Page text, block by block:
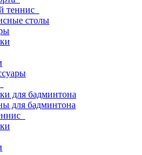
теннис
столы
для бадминтона
для бадминтона